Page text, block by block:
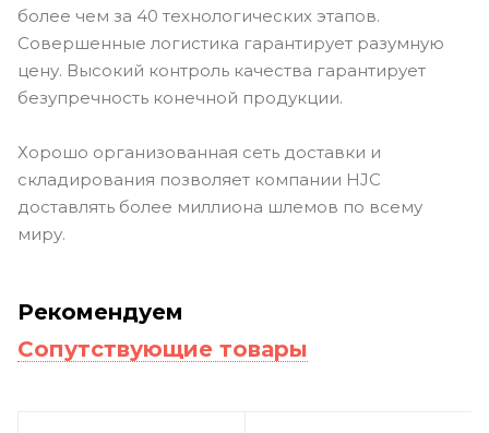
более чем за 40 технологических этапов.
Совершенные логистика гарантирует разумную
цену. Высокий контроль качества гарантирует
безупречность конечной продукции.
Хорошо организованная сеть доставки и
складирования позволяет компании HJC
доставлять более миллиона шлемов по всему
миру.
Рекомендуем
Сопутствующие товары